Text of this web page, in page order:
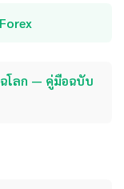
โลก — คู่มือฉบับ